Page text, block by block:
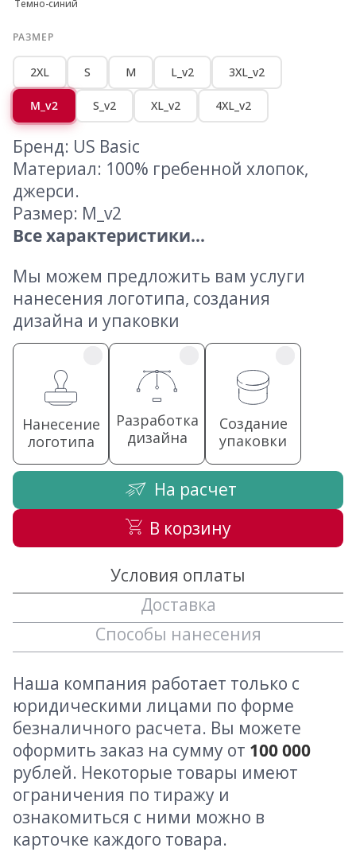
Темно-синий
РАЗМЕР
2XL S M L_v2 3XL_v2
M_v2 S_v2 XL_v2 4XL_v2
Бренд: US Basic
Материал: 100% гребенной хлопок,
джерси.
Размер: M_v2
Все характеристики...
Мы можем предложить вам услуги
нанесения логотипа, создания
дизайна и упаковки
Нанесение
логотипа
Разработка
дизайна
Создание
упаковки
На расчет
В корзину
Условия оплаты
Доставка
Способы нанесения
Наша компания работает только с
юридическими лицами по форме
безналичного расчета. Вы можете
оформить заказ на сумму от 100 000
рублей. Некоторые товары имеют
ограничения по тиражу и
ознакомиться с ними можно в
карточке каждого товара.